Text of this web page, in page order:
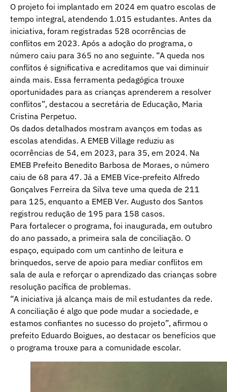
O projeto foi implantado em 2024 em quatro escolas de
tempo integral, atendendo 1.015 estudantes. Antes da
iniciativa, foram registradas 528 ocorrências de
conflitos em 2023. Após a adoção do programa, o
número caiu para 365 no ano seguinte. “A queda nos
conflitos é significativa e acreditamos que vai diminuir
ainda mais. Essa ferramenta pedagógica trouxe
oportunidades para as crianças aprenderem a resolver
conflitos”, destacou a secretária de Educação, Maria
Cristina Perpetuo.
Os dados detalhados mostram avanços em todas as
escolas atendidas. A EMEB Village reduziu as
ocorrências de 54, em 2023, para 35, em 2024. Na
EMEB Prefeito Benedito Barbosa de Moraes, o número
caiu de 68 para 47. Já a EMEB Vice-prefeito Alfredo
Gonçalves Ferreira da Silva teve uma queda de 211
para 125, enquanto a EMEB Ver. Augusto dos Santos
registrou redução de 195 para 158 casos.
Para fortalecer o programa, foi inaugurada, em outubro
do ano passado, a primeira sala de conciliação. O
espaço, equipado com um cantinho de leitura e
brinquedos, serve de apoio para mediar conflitos em
sala de aula e reforçar o aprendizado das crianças sobre
resolução pacífica de problemas.
“A iniciativa já alcança mais de mil estudantes da rede.
A conciliação é algo que pode mudar a sociedade, e
estamos confiantes no sucesso do projeto”, afirmou o
prefeito Eduardo Boigues, ao destacar os benefícios que
o programa trouxe para a comunidade escolar.